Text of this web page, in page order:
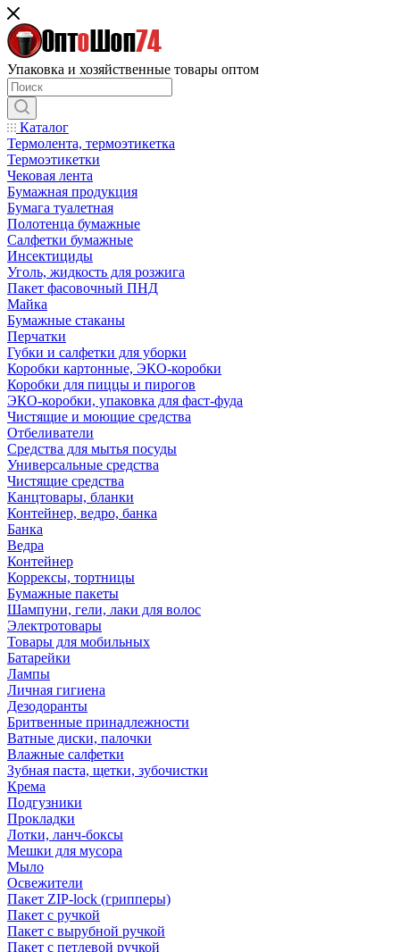
Упаковка и хозяйственные товары оптом
Каталог
Термолента, термоэтикетка
Термоэтикетки
Чековая лента
Бумажная продукция
Бумага туалетная
Полотенца бумажные
Салфетки бумажные
Инсектициды
Уголь, жидкость для розжига
Пакет фасовочный ПНД
Майка
Бумажные стаканы
Перчатки
Губки и салфетки для уборки
Коробки картонные, ЭКО-коробки
Коробки для пиццы и пирогов
ЭКО-коробки, упаковка для фаст-фуда
Чистящие и моющие средства
Отбеливатели
Средства для мытья посуды
Универсальные средства
Чистящие средства
Канцтовары, бланки
Контейнер, ведро, банка
Банка
Ведра
Контейнер
Коррексы, тортницы
Бумажные пакеты
Шампуни, гели, лаки для волос
Электротовары
Товары для мобильных
Батарейки
Лампы
Личная гигиена
Дезодоранты
Бритвенные принадлежности
Ватные диски, палочки
Влажные салфетки
Зубная паста, щетки, зубочистки
Крема
Подгузники
Прокладки
Лотки, ланч-боксы
Мешки для мусора
Мыло
Освежители
Пакет ZIP-lock (грипперы)
Пакет с ручкой
Пакет с вырубной ручкой
Пакет с петлевой ручкой